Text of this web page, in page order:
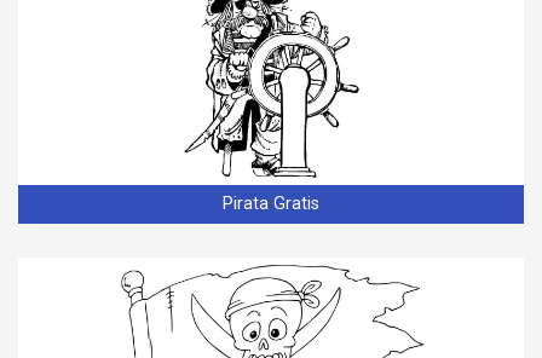
Pirata Gratis